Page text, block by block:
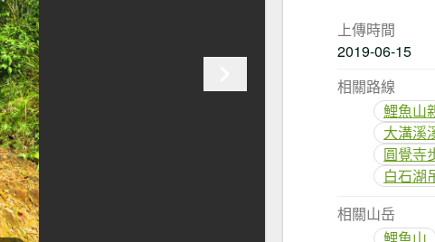
上傳時間
2019-06-15
相關路線
鯉魚山
大溝溪
圓覺寺
相關山岳